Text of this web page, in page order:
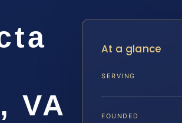
VA
At a glance
SERVING
FOUNDED